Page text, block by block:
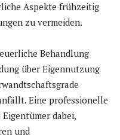
Aspekte frühzeitig
zu vermeiden.
Behandlung
über Eigennutzung
Eine professionelle
dabei,
und